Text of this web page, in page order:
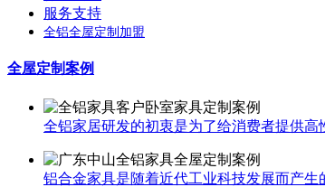
服务支持
全铝全屋定制加盟
全屋定制案例
全铝家居研发的初衷是为了给消费者提供高
铝合金家具是随着近代工业科技发展而产生